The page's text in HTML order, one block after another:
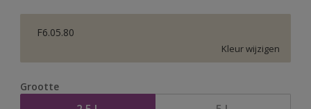
F6.05.80
Kleur wijzigen
Grootte